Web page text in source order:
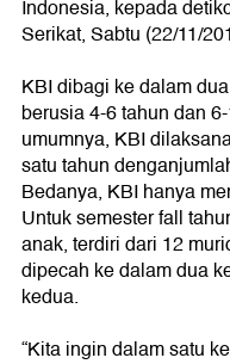
Indonesia, kepada
Serikat, Sabtu (22/11/
KBI dibagi ke dalam
berusia 4-6 tahun dan
umumnya, KBI
satu tahun
Bedanya, KBI hanya
Untuk semester fall
anak, terdiri dari 12
dipecah ke dalam dua
kedua.
“Kita ingin dalam satu